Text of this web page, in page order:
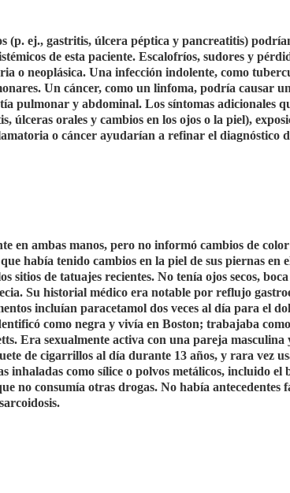
(p. ej., gastritis, úlcera péptica y pancreatitis)
de esta paciente. Escalofríos, sudores y
o neoplásica. Una infección indolente, como
Un cáncer, como un linfoma, podría causar
pulmonar y abdominal. Los síntomas adicionales
orales y cambios en los ojos o la piel),
o cáncer ayudarían a refinar el diagnóstico
en ambas manos, pero no informó cambios de
había tenido cambios en la piel de sus piernas en
sitios de tatuajes recientes. No tenía ojos secos,
Su historial médico era notable por reflujo
incluían paracetamol dos veces al día para el
como negra y vivía en Boston; trabajaba
Era sexualmente activa con una pareja masculina
de cigarrillos al día durante 13 años, y rara vez
inhaladas como sílice o polvos metálicos, incluido el
no consumía otras drogas. No había antecedentes